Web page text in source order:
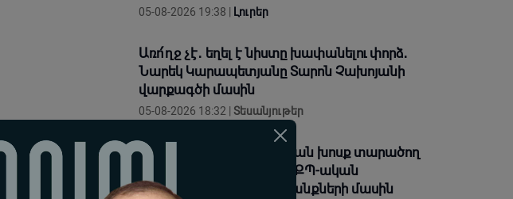
05-08-2026 19:38 | Լուրեր
Առո՛ղջ չէ․ եղել է նիստը խափանելու փորձ․
Նարեկ Կարապետյանը Տարոն Չախոյանի
վարքագծի մասին
05-08-2026 18:32 | Տեսանյութեր
Նշված մարդն ատելության խոսք տարածող
է. Արամ Վարդևանյանը՝ ՔՊ-ական
Չախոյանի ու նրա սադրանքների մասին